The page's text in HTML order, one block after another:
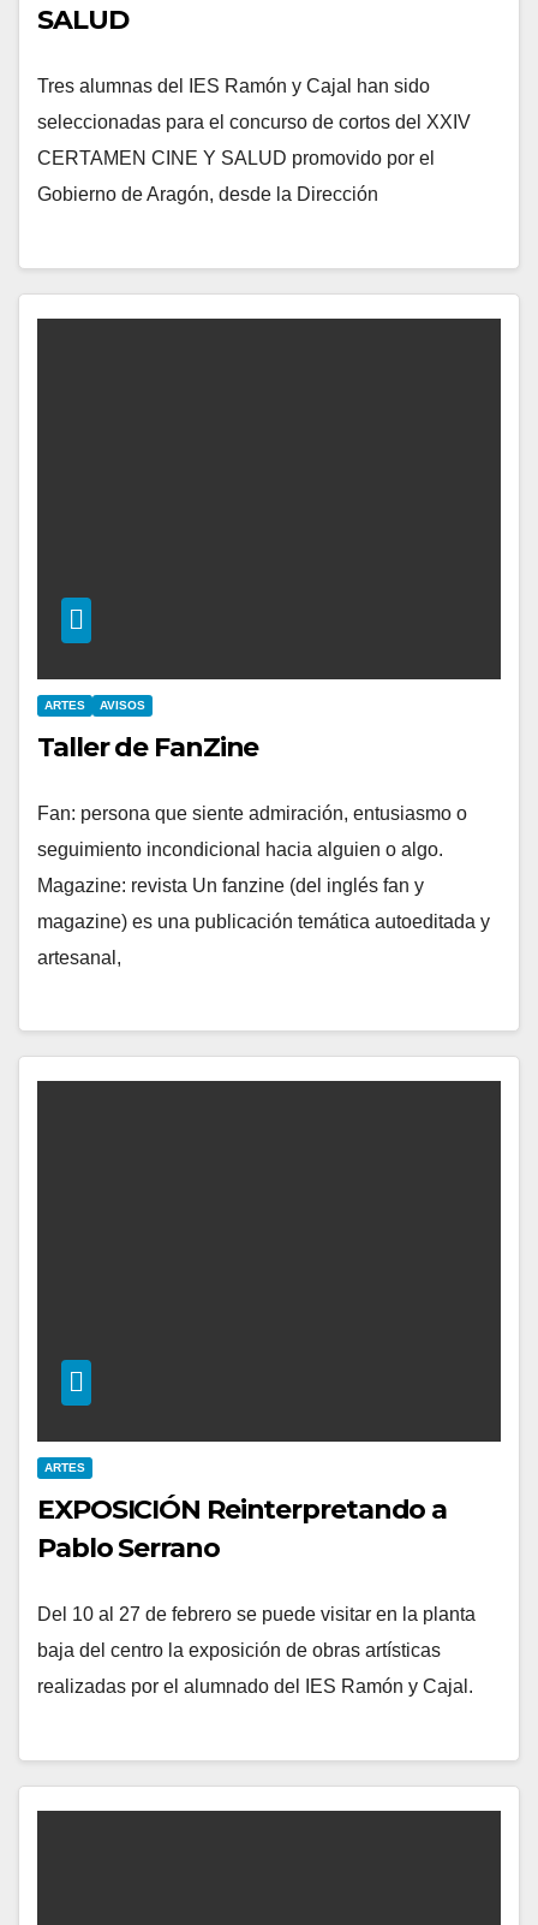
SALUD
Tres alumnas del IES Ramón y Cajal han sido
seleccionadas para el concurso de cortos del XXIV
CERTAMEN CINE Y SALUD promovido por el
Gobierno de Aragón, desde la Dirección
ARTES AVISOS
Taller de FanZine
Fan: persona que siente admiración, entusiasmo o
seguimiento incondicional hacia alguien o algo.
Magazine: revista Un fanzine (del inglés fan y
magazine) es una publicación temática autoeditada y
artesanal,
ARTES
EXPOSICIÓN Reinterpretando a
Pablo Serrano
Del 10 al 27 de febrero se puede visitar en la planta
baja del centro la exposición de obras artísticas
realizadas por el alumnado del IES Ramón y Cajal.